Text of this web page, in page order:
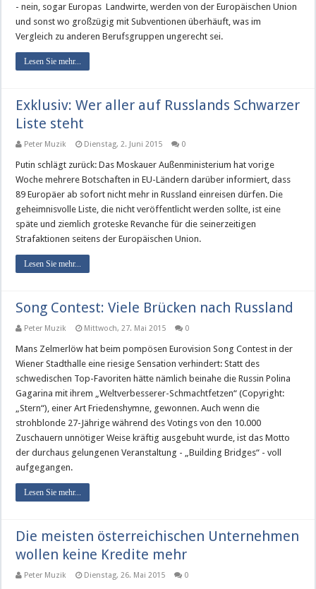
- nein, sogar Europas Landwirte, werden von der Europäischen Union
und sonst wo großzügig mit Subventionen überhäuft, was im
Vergleich zu anderen Berufsgruppen ungerecht sei.
Lesen Sie mehr...
Exklusiv: Wer aller auf Russlands Schwarzer
Liste steht
Peter Muzik Dienstag, 2. Juni 2015 0
Putin schlägt zurück: Das Moskauer Außenministerium hat vorige
Woche mehrere Botschaften in EU-Ländern darüber informiert, dass
89 Europäer ab sofort nicht mehr in Russland einreisen dürfen. Die
geheimnisvolle Liste, die nicht veröffentlicht werden sollte, ist eine
späte und ziemlich groteske Revanche für die seinerzeitigen
Strafaktionen seitens der Europäischen Union.
Lesen Sie mehr...
Song Contest: Viele Brücken nach Russland
Peter Muzik Mittwoch, 27. Mai 2015 0
Mans Zelmerlöw hat beim pompösen Eurovision Song Contest in der
Wiener Stadthalle eine riesige Sensation verhindert: Statt des
schwedischen Top-Favoriten hätte nämlich beinahe die Russin Polina
Gagarina mit ihrem „Weltverbesserer-Schmachtfetzen“ (Copyright:
„Stern“), einer Art Friedenshymne, gewonnen. Auch wenn die
strohblonde 27-Jährige während des Votings von den 10.000
Zuschauern unnötiger Weise kräftig ausgebuht wurde, ist das Motto
der durchaus gelungenen Veranstaltung - „Building Bridges“ - voll
aufgegangen.
Lesen Sie mehr...
Die meisten österreichischen Unternehmen
wollen keine Kredite mehr
Peter Muzik Dienstag, 26. Mai 2015 0